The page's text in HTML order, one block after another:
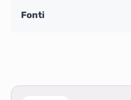
Fonti